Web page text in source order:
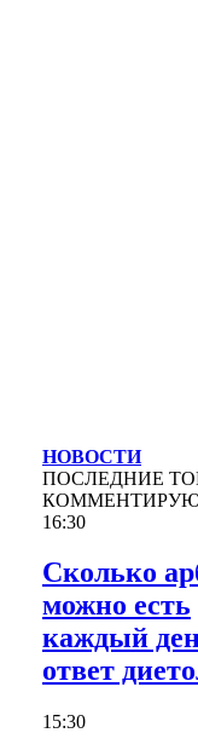
НОВОСТИ
ПОСЛЕДНИЕ
16:30
Сколько
можно есть
каждый
ответ
15:30